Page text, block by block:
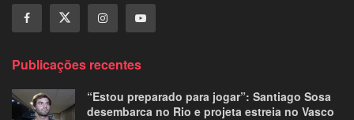
Publicações recentes
“Estou preparado para jogar”: Santiago Sosa
desembarca no Rio e projeta estreia no Vasco